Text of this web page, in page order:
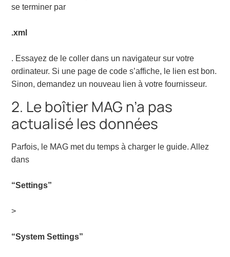
se terminer par
.xml
. Essayez de le coller dans un navigateur sur votre
ordinateur. Si une page de code s’affiche, le lien est bon.
Sinon, demandez un nouveau lien à votre fournisseur.
2. Le boîtier MAG n’a pas
actualisé les données
Parfois, le MAG met du temps à charger le guide. Allez
dans
“Settings”
>
“System Settings”